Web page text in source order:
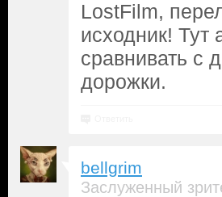
LostFilm,
исходник! Тут
сравнивать c
дорожки.
bellgrim
Заслуженный